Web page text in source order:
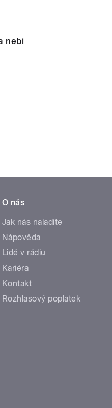
nebi
O nás
Jak nás naladíte
Nápověda
Lidé v rádiu
Kariéra
Kontakt
Rozhlasový poplatek